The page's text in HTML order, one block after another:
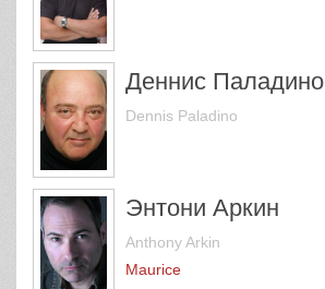
Деннис Паладино
Dennis Paladino
Энтони Аркин
Anthony Arkin
Maurice